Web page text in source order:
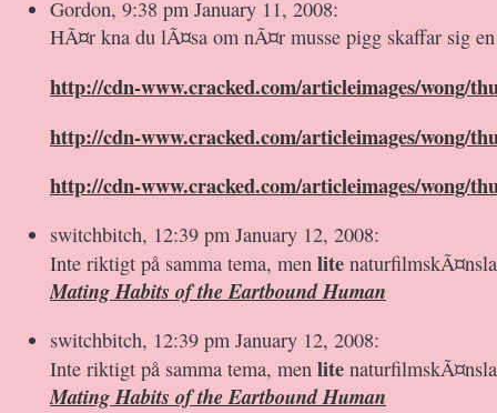
Gordon, 9:38 pm January 11, 2008:
HÃ¤r kna du lÃ¤sa om nÃ¤r musse pigg skaffar sig
http://cdn-www.cracked.com/articleimages/wong/
http://cdn-www.cracked.com/articleimages/wong/
http://cdn-www.cracked.com/articleimages/wong/
switchbitch, 12:39 pm January 12, 2008:
Inte riktigt på samma tema, men lite
Mating Habits of the Eartbound Human
switchbitch, 12:39 pm January 12, 2008:
Inte riktigt på samma tema, men lite
Mating Habits of the Eartbound Human